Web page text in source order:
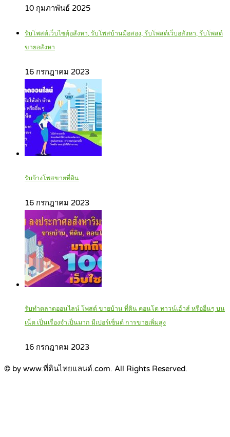
10 กุมภาพันธ์ 2025
รับโพสต์เว็บไซตฺ์อสังหา, รับโพสบ้านมือสอง, รับโพสต์เว็บอสังหา, รับโพสต์
ขายอสังหา
16 กรกฎาคม 2023
รับจ้างโพสขายที่ดิน
16 กรกฎาคม 2023
รับทำตลาดออนไลน์ โพสต์ ขายบ้าน ที่ดิน คอนโด ทาวน์เฮ้าส์ หรืออื่นๆ บน
เน็ต เป็นเรื่องจำเป็นมาก มีเปอร์เซ็นต์ การขายเพิ่มสูง
16 กรกฎาคม 2023
© by www.ที่ดินไทยแลนด์.com. All Rights Reserved.